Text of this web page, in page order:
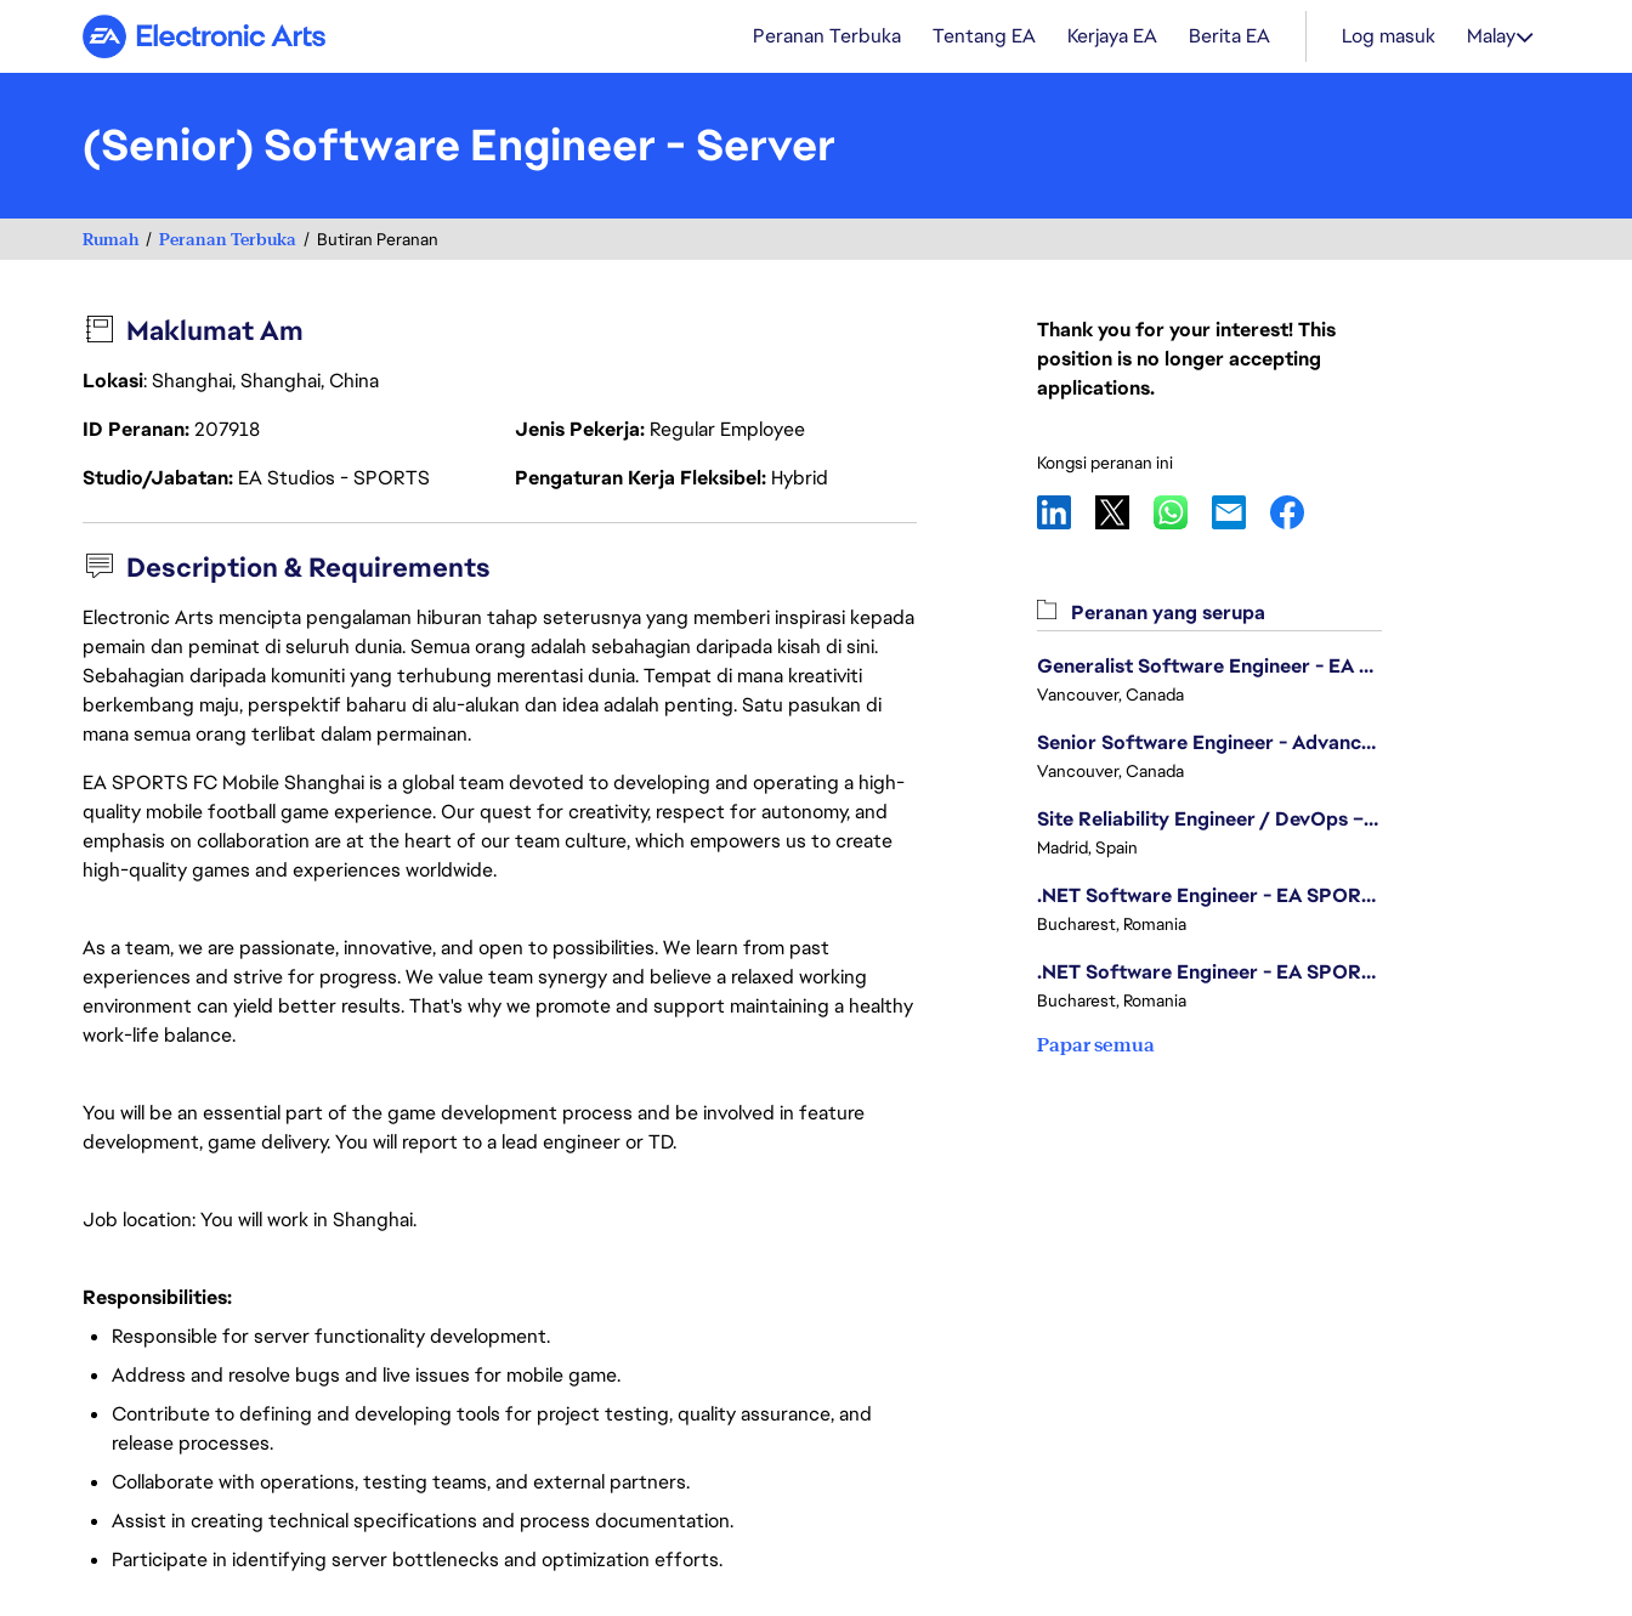
Electronic Arts Peranan Terbuka Tentang EA Kerjaya EA Berita EA Log masuk Malay
(Senior) Software Engineer - Server
Rumah Peranan Terbuka Butiran Peranan
Maklumat Am
Lokasi: Shanghai, Shanghai, China
ID Peranan207918 Jenis Pekerja Regular Employee
Studio/Jabatan EA Studios - SPORTS Pengaturan Kerja Fleksibel Hybrid
Description & Requirements
Electronic Arts mencipta pengalaman hiburan tahap seterusnya yang memberi inspirasi kepada
pemain dan peminat di seluruh dunia. Semua orang adalah sebahagian daripada kisah di sini.
Sebahagian daripada komuniti yang terhubung merentasi dunia. Tempat di mana kreativiti
berkembang maju, perspektif baharu di alu-alukan dan idea adalah penting. Satu pasukan di
mana semua orang terlibat dalam permainan.
EA SPORTS FC Mobile Shanghai is a global team devoted to developing and operating a high-
quality mobile football game experience. Our quest for creativity, respect for autonomy, and
emphasis on collaboration are at the heart of our team culture, which empowers us to create
high-quality games and experiences worldwide.
As a team, we are passionate, innovative, and open to possibilities. We learn from past
experiences and strive for progress. We value team synergy and believe a relaxed working
environment can yield better results. That's why we promote and support maintaining a healthy
work-life balance.
You will be an essential part of the game development process and be involved in feature
development, game delivery. You will report to a lead engineer or TD.
Job location: You will work in Shanghai.
Responsibilities:
Responsible for server functionality development.
Address and resolve bugs and live issues for mobile game.
Contribute to defining and developing tools for project testing, quality assurance, and
release processes.
Collaborate with operations, testing teams, and external partners.
Assist in creating technical specifications and process documentation.
Participate in identifying server bottlenecks and optimization efforts.
Thank you for your interest! This
position is no longer accepting
applications.
Kongsi peranan ini
Peranan yang serupa
Generalist Software Engineer - EA Sports FC
Vancouver, Canada
Senior Software Engineer - Advanced Technology Group
Vancouver, Canada
Site Reliability Engineer / DevOps – Localization
Madrid, Spain
.NET Software Engineer - EA SPORTS™ FC
Bucharest, Romania
.NET Software Engineer - EA SPORTS™ FC
Bucharest, Romania
Papar semua